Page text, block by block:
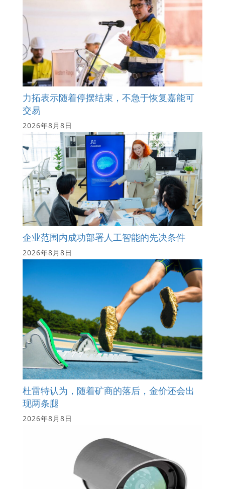
力拓表示随着停摆结束，不急于恢复嘉能可
交易
2026年8月8日
企业范围内成功部署人工智能的先决条件
2026年8月8日
杜雷特认为，随着矿商的落后，金价还会出
现两条腿
2026年8月8日